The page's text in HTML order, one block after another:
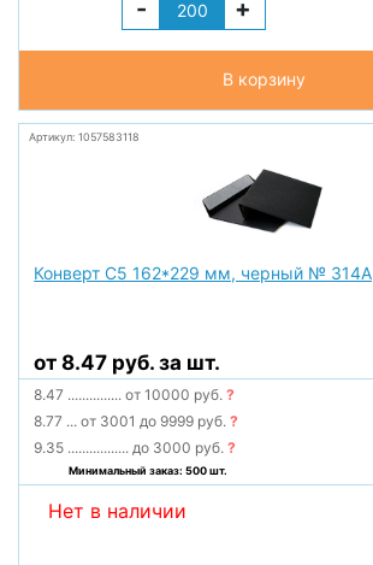
- +
В корзину
Артикул: 1057583118
Конверт С5 162*229 мм, черный № 314А
от 8.47 руб. за шт.
8.47 ............... от 10000 руб.?
8.77 ... от 3001 до 9999 руб.?
9.35 ................. до 3000 руб.?
Минимальный заказ: 500 шт.
Нет в наличии